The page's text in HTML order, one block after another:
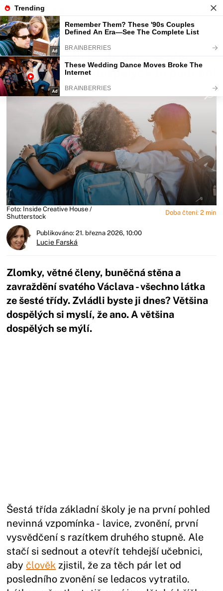
Fajntip.cz Magazín
KVÍZ: Zvládli byste dnes šestou
třídu? Většina dospělých to podcení
Foto: Inside Creative House /
Shutterstock
Doba čtení: 2 min
Publikováno: 21. března 2026, 10:00
Lucie Farská
Zlomky, větné členy, buněčná stěna a
zavraždění svatého Václava - všechno látka
ze šesté třídy. Zvládli byste ji dnes? Většina
dospělých si myslí, že ano. A většina
dospělých se mýlí.
Šestá třída základní školy je na první pohled
nevinná vzpomínka - lavice, zvonění, první
vysvědčení s razítkem druhého stupně. Ale
stačí si sednout a otevřít tehdejší učebnici,
aby člověk zjistil, že za těch pár let od
posledního zvonění se ledacos vytratilo.